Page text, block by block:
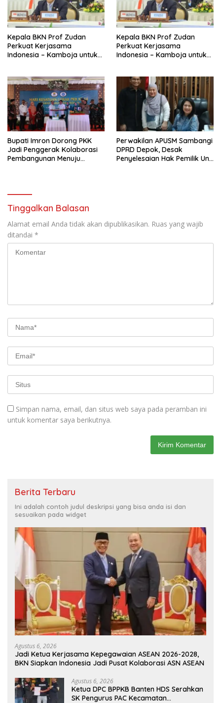
Kepala BKN Prof Zudan
Perkuat Kerjasama
Indonesia – Kamboja untuk
Kepala BKN Prof Zudan
Perkuat Kerjasama
Indonesia – Kamboja untuk
Bupati Imron Dorong PKK
Jadi Penggerak Kolaborasi
Pembangunan Menuju
Perwakilan APUSM Sambangi
DPRD Depok, Desak
Penyelesaian Hak Pemilik Unit
Tinggalkan Balasan
Alamat email Anda tidak akan dipublikasikan. Ruas yang wajib
ditandai *
Simpan nama, email, dan situs web saya pada peramban ini
untuk komentar saya berikutnya.
Berita Terbaru
Ini adalah contoh judul deskripsi yang bisa anda isi dan
sesuaikan pada widget
Agustus 6, 2026
Jadi Ketua Kerjasama Kepegawaian ASEAN 2026-2028,
BKN Siapkan Indonesia Jadi Pusat Kolaborasi ASN ASEAN
Agustus 6, 2026
Ketua DPC BPPKB Banten HDS Serahkan
SK Pengurus PAC Kecamatan